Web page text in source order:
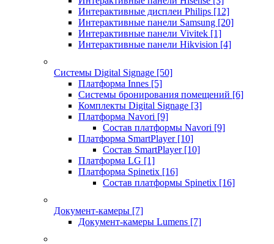
Интерактивные дисплеи Philips [12]
Интерактивные панели Samsung [20]
Интерактивные панели Vivitek [1]
Интерактивные панели Hikvision [4]
Системы Digital Signage [50]
Платформа Innes [5]
Системы бронирования помещений [6]
Комплекты Digital Signage [3]
Платформа Navori [9]
Состав платформы Navori [9]
Платформа SmartPlayer [10]
Состав SmartPlayer [10]
Платформа LG [1]
Платформа Spinetix [16]
Состав платформы Spinetix [16]
Документ-камеры [7]
Документ-камеры Lumens [7]